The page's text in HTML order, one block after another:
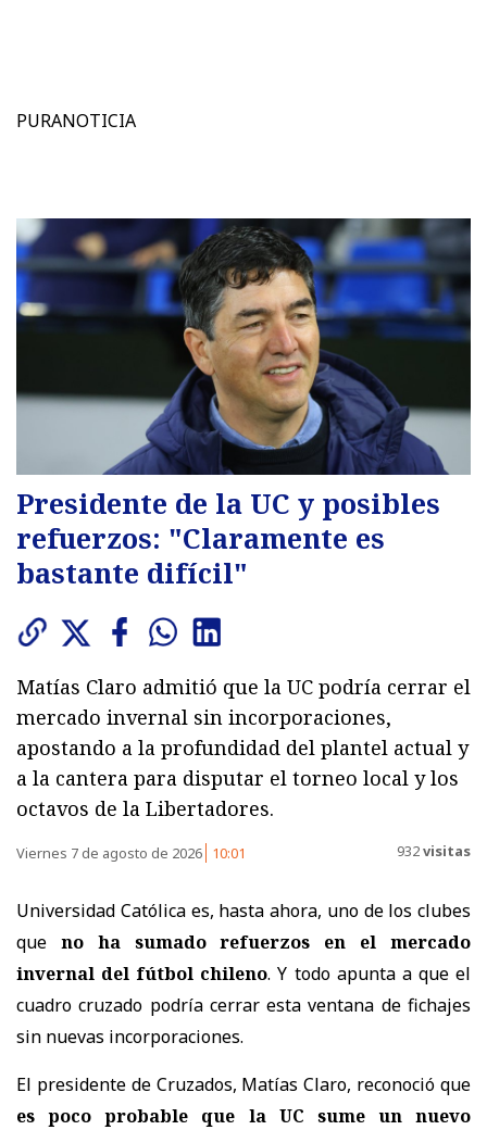
PURANOTICIA
Presidente de la UC y posibles
refuerzos: "Claramente es
bastante difícil"
Matías Claro admitió que la UC podría cerrar el
mercado invernal sin incorporaciones,
apostando a la profundidad del plantel actual y
a la cantera para disputar el torneo local y los
octavos de la Libertadores.
Viernes 7 de agosto de 2026 10:01 932visitas
Universidad Católica es, hasta ahora, uno de los clubes
que no ha sumado refuerzos en el mercado
invernal del fútbol chileno. Y todo apunta a que el
cuadro cruzado podría cerrar esta ventana de fichajes
sin nuevas incorporaciones.
El presidente de Cruzados, Matías Claro, reconoció que
es poco probable que la UC sume un nuevo